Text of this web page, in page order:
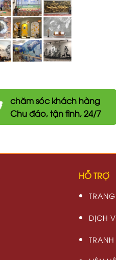
chămsóc khách hàng
Chu đáo, tận tình, 24/7
HỖ TRỢ
DỊCH